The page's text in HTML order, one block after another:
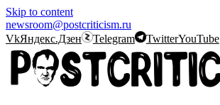
Skip to content
newsroom@postcriticism.ru
VkЯндекс.Дзен Telegram TwitterYouTube